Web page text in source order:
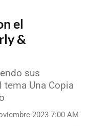
el
&
sus
Una Copia
2023 7:00 AM